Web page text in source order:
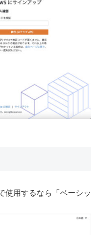
使用するなら「ベーシッ